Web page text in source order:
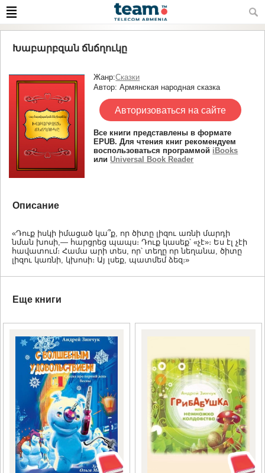
Խաբարբզան ճնճղուկը
Жанр:Сказки
Автор: Армянская народная сказка
Авторизоваться на сайте
Все книги представлены в формате
EPUB. Для чтения книг рекомендуем
воспользоваться программой iBooks
илиUniversal Book Reader
Описание
«Դուք իսկի իմացած կա՞ք, որ ծիտը լիզու առնի մարդի
նման խոսի,— հարցրեց պապս։ Դուք կասեք՝ «չէ»։ Ես էլ չէի
հավատում։ Համա արի տես, որ՝ տեղը որ նեղանա, ծիտը
լիզու կառնի, կխոսի։ Այ լսեք, պատմեմ ձեզ։»
Еще книги